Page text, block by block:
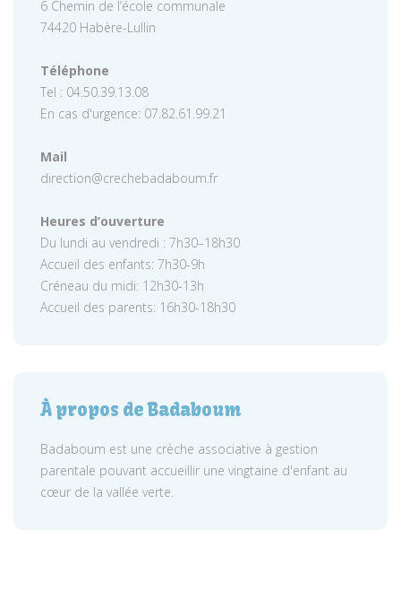
6 Chemin de l’école communale
74420 Habère-Lullin
Téléphone
Tel : 04.50.39.13.08
En cas d'urgence: 07.82.61.99.21
Mail
direction@crechebadaboum.fr
Heures d’ouverture
Du lundi au vendredi : 7h30–18h30
Accueil des enfants: 7h30-9h
Créneau du midi: 12h30-13h
Accueil des parents: 16h30-18h30
À propos de Badaboum
Badaboum est une crèche associative à gestion
parentale pouvant accueillir une vingtaine d'enfant au
cœur de la vallée verte.